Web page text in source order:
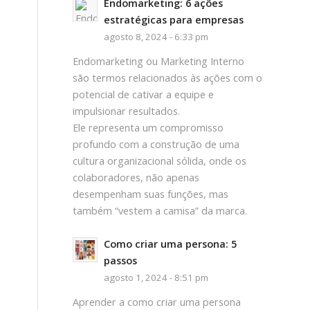
Endomarketing: 6 ações
estratégicas para empresas
agosto 8, 2024 - 6:33 pm
Endomarketing ou Marketing Interno
são termos relacionados às ações com o
potencial de cativar a equipe e
impulsionar resultados.
Ele representa um compromisso
profundo com a construção de uma
cultura organizacional sólida, onde os
colaboradores, não apenas
desempenham suas funções, mas
também “vestem a camisa” da marca.
Como criar uma persona: 5
passos
agosto 1, 2024 - 8:51 pm
Aprender a como criar uma persona